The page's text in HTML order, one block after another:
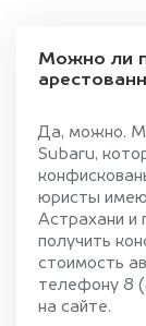
Можно ли
Да, можно.
Subaru,
юристы
Астрахани и
получить
стоимость
телефону 8
на сайте.